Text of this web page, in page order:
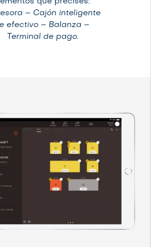
– Cajón inteligente
efectivo – Balanza –
Terminal de pago.